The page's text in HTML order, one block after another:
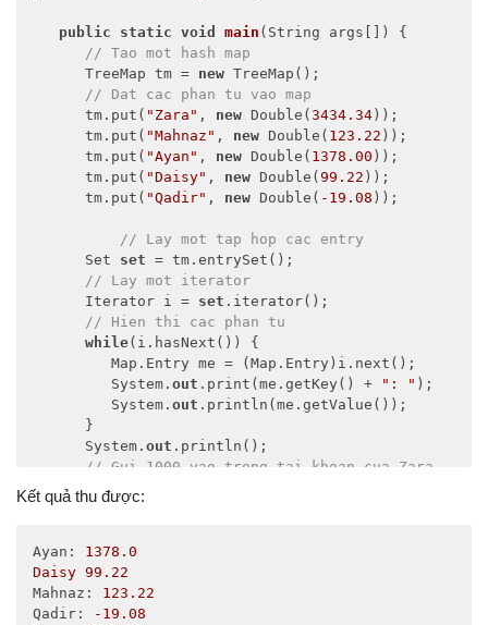
public static void main ( String args[] )
{
// Tao mot hash map
      TreeMap tm =
new TreeMap();
// Dat cac phan tu vao map
      tm.put(
"Zara" , new Double( 3434.34 ));
      tm.put(
"Mahnaz" , new Double( 123.22 ));
      tm.put(
"Ayan" , new Double( 1378.00 ));
      tm.put(
"Daisy" , new Double( 99.22 ));
      tm.put(
"Qadir" , new Double( -19.08 ));
// Lay mot tap hop cac entry
      Set
set = tm.entrySet();
// Lay mot iterator
      Iterator i =
set .iterator();
// Hien thi cac phan tu
while(i.hasNext()) {
         Map.Entry me = (Map.Entry)i.next();
         System.
out .print(me.getKey() + ": " );
         System.
out .println(me.getValue());
      }
      System.
out .println();
// Gui 1000 vao trong tai khoan cua Zara
double
      tm.put(
      tm.
get
   }
}
Kết quả thu được:
Ayan:
1378.0
Daisy 99.22
Mahnaz:
123.22
Qadir:
-19.08